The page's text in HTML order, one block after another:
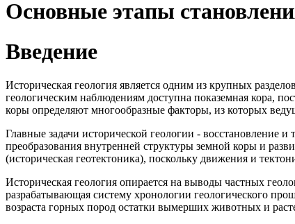
Основные этапы
Введение
Историческая геология является одним из крупных
геологическим наблюдениям доступна показемная кора,
коры определяют многообразные факторы, из которых
Главные задачи исторической геологии - восстановление
преобразования внутренней структуры земной коры и
(историческая геотектоника), поскольку движения и
Историческая геология опирается на выводы частных
разрабатывающая систему хронологии геологического
возраста горных пород остатки вымерших животных и